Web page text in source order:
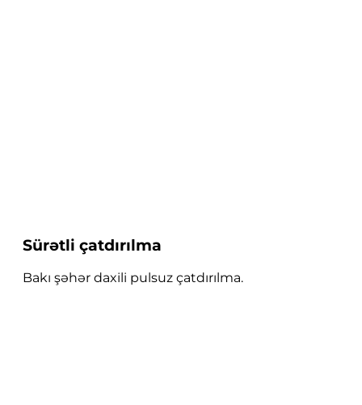
Sürətli çatdırılma
Bakı şəhər daxili pulsuz çatdırılma.